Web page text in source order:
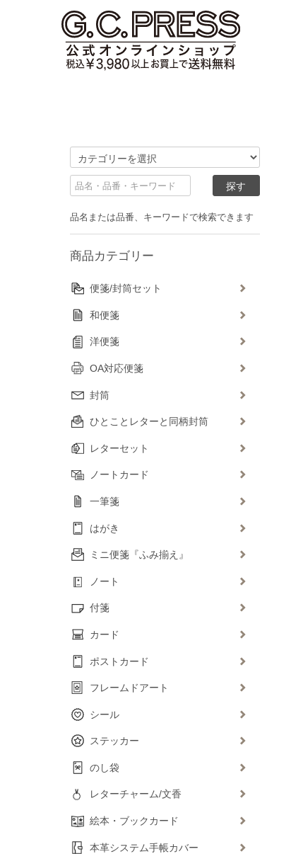
品名または品番、キーワードで検索できます
商品カテゴリー
便箋/封筒セット
和便箋
洋便箋
OA対応便箋
封筒
ひとことレターと同柄封筒
レターセット
ノートカード
一筆箋
はがき
ミニ便箋『ふみ揃え』
ノート
付箋
カード
ポストカード
フレームドアート
シール
ステッカー
のし袋
レターチャーム/文香
絵本・ブックカード
本革システム手帳カバー